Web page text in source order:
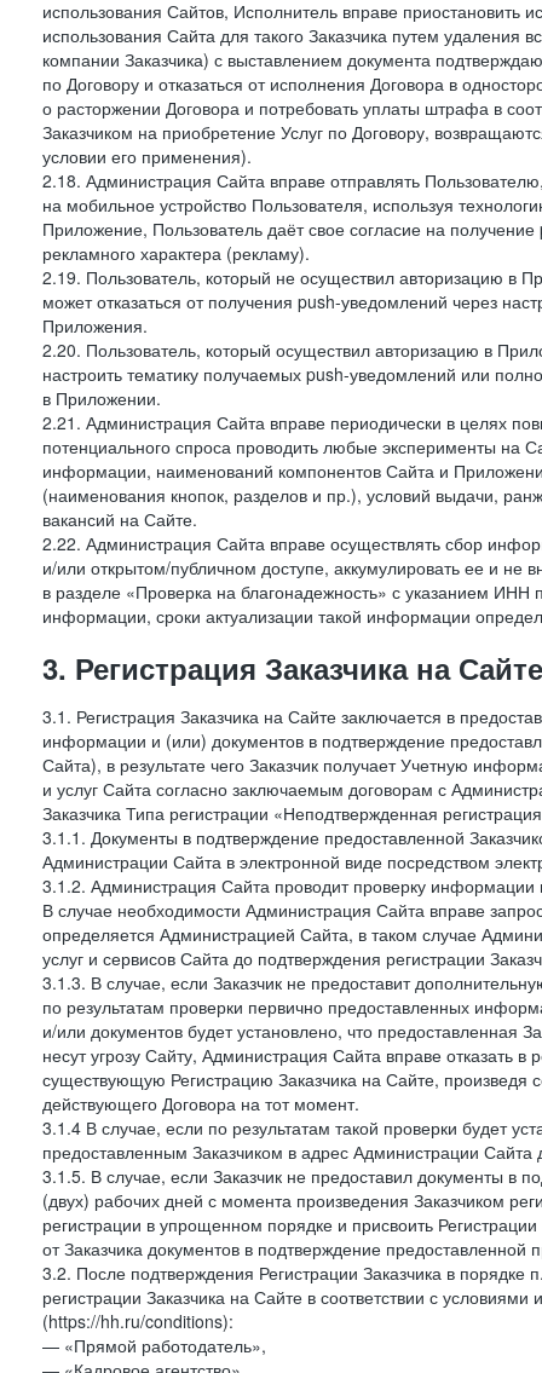
использования Сайтов, Исполнитель вправе приостановить
использования Сайта для такого Заказчика путем
компании Заказчика) с выставлением документа
по Договору и отказаться от исполнения Договора в
о расторжении Договора и потребовать уплаты штрафа в
Заказчиком на приобретение Услуг по Договору,
условии его применения).
2.18. Администрация Сайта вправе отправлять
на мобильное устройство Пользователя, используя
Приложение, Пользователь даёт свое согласие на
рекламного характера (рекламу).
2.19. Пользователь, который не осуществил авторизацию в
может отказаться от получения push-уведомлений через
Приложения.
2.20. Пользователь, который осуществил авторизацию в
настроить тематику получаемых push-уведомлений или
в Приложении.
2.21. Администрация Сайта вправе периодически в целях
потенциального спроса проводить любые эксперименты на
информации, наименований компонентов Сайта и
(наименования кнопок, разделов и пр.), условий выдачи,
вакансий на Сайте.
2.22. Администрация Сайта вправе осуществлять сбор
и/или открытом/публичном доступе, аккумулировать ее и не
в разделе «Проверка на благонадежность» с указанием
информации, сроки актуализации такой информации
3. Регистрация Заказчика на Сайте
3.1. Регистрация Заказчика на Сайте заключается в
информации и (или) документов в подтверждение
Сайта), в результате чего Заказчик получает Учетную
и услуг Сайта согласно заключаемым договорам с
Заказчика Типа регистрации «Неподтвержденная
3.1.1. Документы в подтверждение предоставленной
Администрации Сайта в электронной виде посредством
3.1.2. Администрация Сайта проводит проверку информации
В случае необходимости Администрация Сайта вправе
определяется Администрацией Сайта, в таком случае
услуг и сервисов Сайта до подтверждения регистрации
3.1.3. В случае, если Заказчик не предоставит
по результатам проверки первично предоставленных
и/или документов будет установлено, что предоставленная
несут угрозу Сайту, Администрация Сайта вправе отказать
существующую Регистрацию Заказчика на Сайте, произведя
действующего Договора на тот момент.
3.1.4 В случае, если по результатам такой проверки будет
предоставленным Заказчиком в адрес Администрации
3.1.5. В случае, если Заказчик не предоставил документы в
(двух) рабочих дней с момента произведения Заказчиком
регистрации в упрощенном порядке и присвоить
от Заказчика документов в подтверждение
3.2. После подтверждения Регистрации Заказчика в
регистрации Заказчика на Сайте в соответствии с
(https://hh.ru/conditions):
— «Прямой работодатель»,